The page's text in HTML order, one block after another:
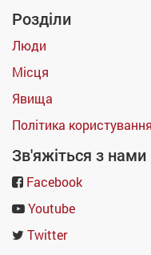
Розділи
Люди
Місця
Явища
Політика користування
Зв'яжіться з нами
Facebook
Youtube
Twitter